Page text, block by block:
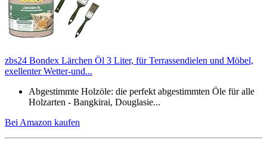
zbs24 Bondex Lärchen Öl 3 Liter, für Terrassendielen und Möbel,
exellenter Wetter-und...
Abgestimmte Holzöle: die perfekt abgestimmten Öle für alle
Holzarten - Bangkirai, Douglasie...
Bei Amazon kaufen